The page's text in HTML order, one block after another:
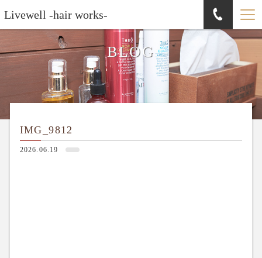
Livewell -hair works-
BLOG
IMG_9812
2026.06.19